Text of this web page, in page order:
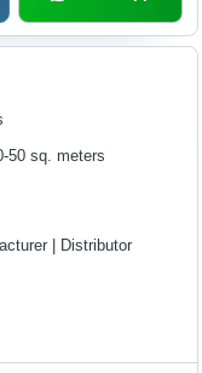
50 sq. meters
| Distributor